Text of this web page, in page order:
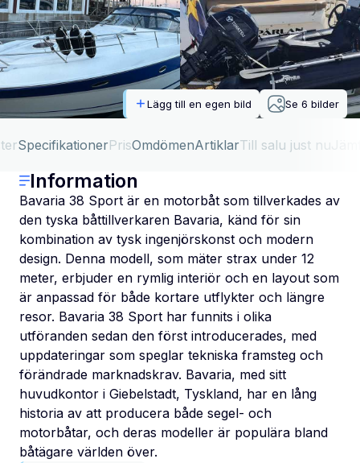
Lägg till en egen bild Se 6 bilder
SpecifikationerPrisOmdömenArtiklarTill salu just nu
Information
Bavaria 38 Sport är en motorbåt som tillverkades av
den tyska båttillverkaren Bavaria, känd för sin
kombination av tysk ingenjörskonst och modern
design. Denna modell, som mäter strax under 12
meter, erbjuder en rymlig interiör och en layout som
är anpassad för både kortare utflykter och längre
resor. Bavaria 38 Sport har funnits i olika
utföranden sedan den först introducerades, med
uppdateringar som speglar tekniska framsteg och
förändrade marknadskrav. Bavaria, med sitt
huvudkontor i Giebelstadt, Tyskland, har en lång
historia av att producera både segel- och
motorbåtar, och deras modeller är populära bland
båtägare världen över.